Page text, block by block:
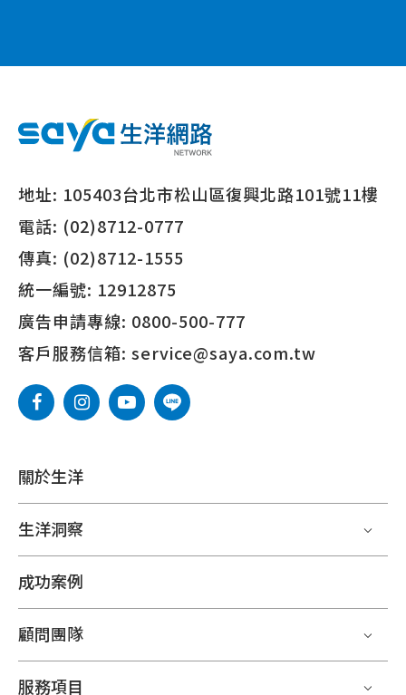
地址: 105403台北市松山區復興北路101號11樓
電話: (02)8712-0777
傳真: (02)8712-1555
統一編號: 12912875
廣告申請專線: 0800-500-777
客戶服務信箱: service@saya.com.tw
關於生洋
生洋洞察
成功案例
顧問團隊
服務項目